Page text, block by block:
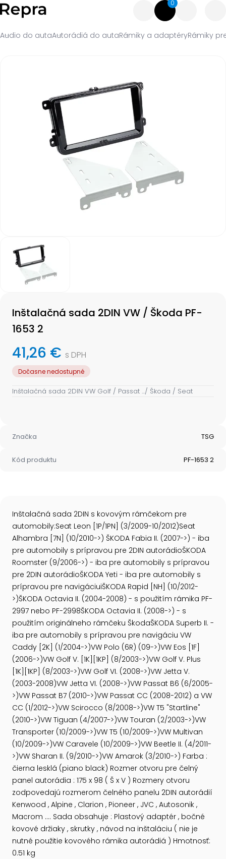
0
Audio do autaAutorádiá do autaRámiky a adaptéryRámiky
Inštalačná sada 2DIN VW / Škoda PF-
1653 2
41,26 € s DPH
Dočasne nedostupné
Inštalačná sada 2DIN VW Golf / Passat .../ Škoda / Seat
Značka TSG
Kód produktu PF-1653 2
Inštalačná sada 2DIN s kovovým rámčekom pre
automobily:Seat Leon [1P/1PN] (3/2009-10/2012)Seat
Alhambra [7N] (10/2010->) ŠKODA Fabia II. (2007->) - iba
pre automobily s prípravou pre 2DIN autorádioŠKODA
Roomster (9/2006->) - iba pre automobily s prípravou
pre 2DIN autorádioŠKODA Yeti - iba pre automobily s
prípravou pre navigáciuiŠKODA Rapid [NH] (10/2012-
>)ŠKODA Octavia II. (2004-2008) - s použitím rámika PF-
2997 nebo PF-2998ŠKODA Octavia II. (2008->) - s
použitím originálneho rámčeku ŠkodaŠKODA Superb II. -
iba pre automobily s prípravou pre navigáciu VW
Caddy [2K] (1/2004->)VW Polo (6R) (09->)VW Eos [1F]
(2006->)VW Golf V. [1K][1KP] (8/2003->)VW Golf V. Plus
[1K][1KP] (8/2003->)VW Golf VI. (2008->)VW Jetta V.
(2003-2008)VW Jetta VI. (2008->)VW Passat B6 (6/2005-
>)VW Passat B7 (2010->)VW Passat CC (2008-2012) a VW
CC (1/2012->)VW Scirocco (8/2008->)VW T5 "Startline"
(2010->)VW Tiguan (4/2007->)VW Touran (2/2003->)VW
Transporter (10/2009->)VW T5 (10/2009->)VW Multivan
(10/2009->)VW Caravele (10/2009->)VW Beetle II. (4/2011-
>)VW Sharan II. (9/2010->)VW Amarok (3/2010->) Farba :
čierna lesklá (piano black) Rozmer otvoru pre čelný
panel autorádia : 175 x 98 ( Š x V ) Rozmery otvoru
zodpovedajú rozmerom čelného panelu 2DIN autorádií
Kenwood , Alpine , Clarion , Pioneer , JVC , Autosonik ,
Macrom .... Sada obsahuje : Plastový adaptér , bočné
kovové držiaky , skrutky , návod na inštaláciu ( nie je
nutné použitie kovového rámika autorádiá ) Hmotnosť:
0.51 kg